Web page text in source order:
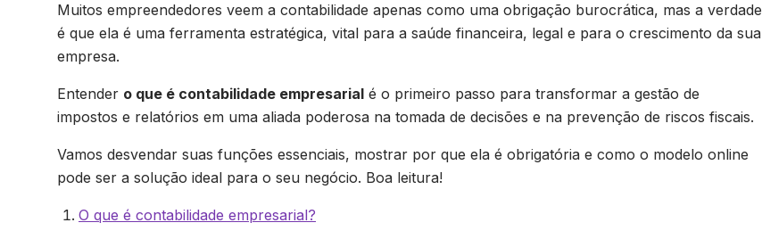
Muitos empreendedores veem a contabilidade apenas como uma obrigação burocrática, mas a verdade
é que ela é uma ferramenta estratégica, vital para a saúde financeira, legal e para o crescimento da sua
empresa.
Entender o que é contabilidade empresarial é o primeiro passo para transformar a gestão de
impostos e relatórios em uma aliada poderosa na tomada de decisões e na prevenção de riscos fiscais.
Vamos desvendar suas funções essenciais, mostrar por que ela é obrigatória e como o modelo online
pode ser a solução ideal para o seu negócio. Boa leitura!
O que é contabilidade empresarial?